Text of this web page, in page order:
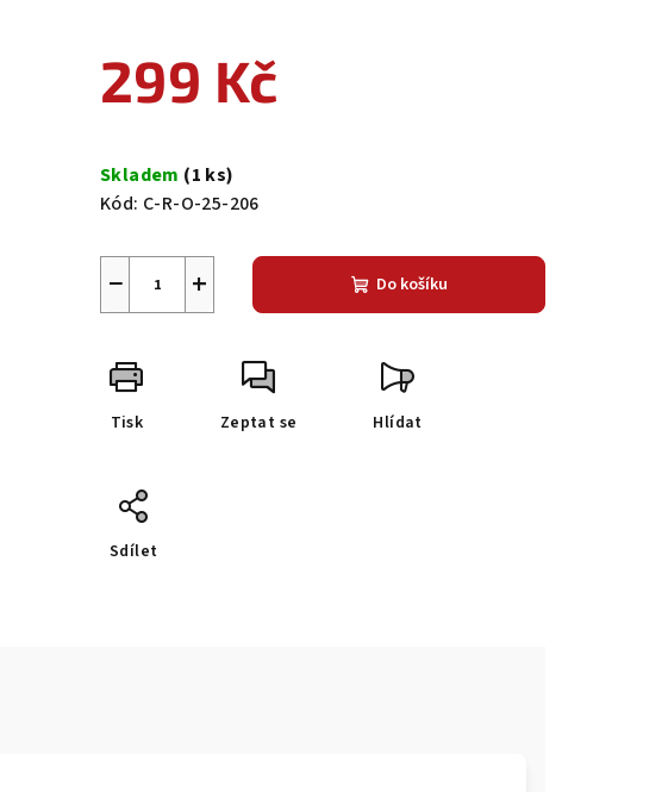
299 Kč
cena:
Skladem (1 ks)
Kód: C-R-O-25-206
+
− Do košíku
Tisk Zeptat se Hlídat
Sdílet